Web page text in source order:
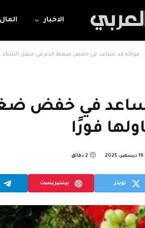
الاخبار
فواكه قد تساعد في خفض ضغط الدم في فصل الشتاء..
تساعد في خفض
فورًا
19 ديسمبر، 2025 2 دقائق
تويتر بينتيريست